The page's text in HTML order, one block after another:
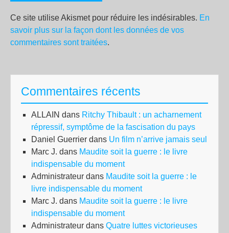
Ce site utilise Akismet pour réduire les indésirables. En
savoir plus sur la façon dont les données de vos
commentaires sont traitées.
Commentaires récents
ALLAIN dans Ritchy Thibault : un acharnement
répressif, symptôme de la fascisation du pays
Daniel Guerrier dans Un film n’arrive jamais seul
Marc J. dans Maudite soit la guerre : le livre
indispensable du moment
Administrateur dans Maudite soit la guerre : le
livre indispensable du moment
Marc J. dans Maudite soit la guerre : le livre
indispensable du moment
Administrateur dans Quatre luttes victorieuses